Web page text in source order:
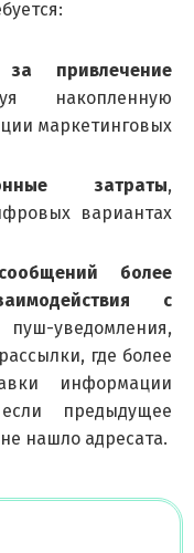
за привлечение
накопленную
маркетинговых
затраты,
вариантах
более
с
уведомления,
где более
информации
предыдущее
нашло адресата.